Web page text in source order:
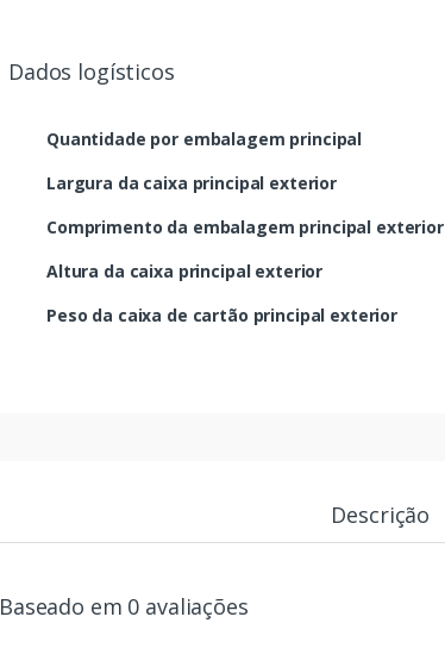
Dados logísticos
Quantidade por embalagem principal
Largura da caixa principal exterior
Comprimento da embalagem principal exterior
Altura da caixa principal exterior
Peso da caixa de cartão principal exterior
Descrição
Baseado em 0 avaliações